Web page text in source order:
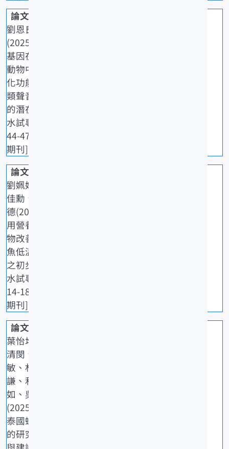
劉恩良 摘譯
(2025)FoxP2
基因在脊椎
動物中的演
化功能與魚
類聲音行為
的潛在角色.
水試專訊,92:
44-47. [一般
期刊]
劉姵妏、林
佳勳、楊順
德(2025)應
用營養添加
物改善虱目
魚低溫緊迫
之初步評估.
水試專訊,92:
14-18. [一般
期刊]
葉怡均、楊
清閔、黃淑
敏、林如
謙、利淑
如、吳豐成
(2025)臺灣
泰國蝦養殖
的研究現況